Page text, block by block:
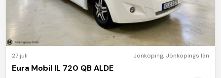
27 juli Jönköping, Jönköpings län
Eura Mobil IL 720 QB ALDE